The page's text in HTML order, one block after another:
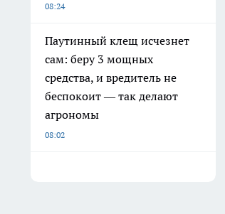
08:24
Паутинный клещ исчезнет
сам: беру 3 мощных
средства, и вредитель не
беспокоит — так делают
агрономы
08:02